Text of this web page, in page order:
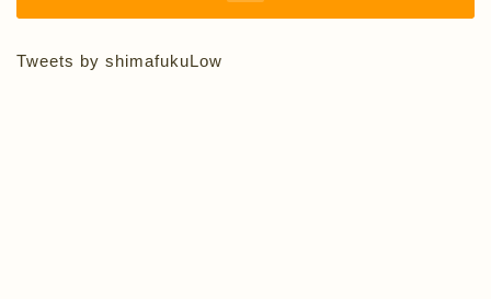
Tweets by shimafukuLow